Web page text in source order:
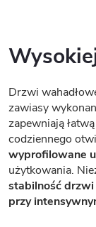
Drzwi
zawiasy
zapewniają
codziennego
wyprofilowane
użytkowania.
stabilność drzwi
przy